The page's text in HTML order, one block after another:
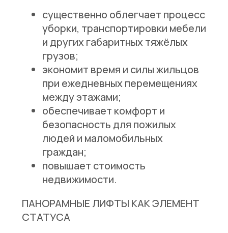
существенно облегчает процесс
уборки, транспортировки мебели
и других габаритных тяжёлых
грузов;
экономит время и силы жильцов
при ежедневных перемещениях
между этажами;
обеспечивает комфорт и
безопасность для пожилых
людей и маломобильных
граждан;
повышает стоимость
недвижимости.
ПАНОРАМНЫЕ ЛИФТЫ КАК ЭЛЕМЕНТ
СТАТУСА